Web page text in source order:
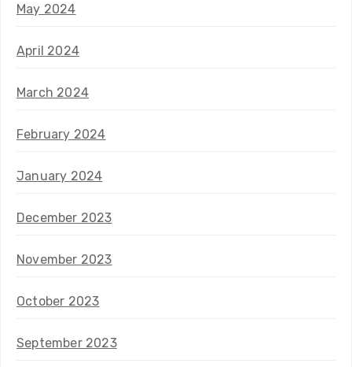
May 2024
April 2024
March 2024
February 2024
January 2024
December 2023
November 2023
October 2023
September 2023